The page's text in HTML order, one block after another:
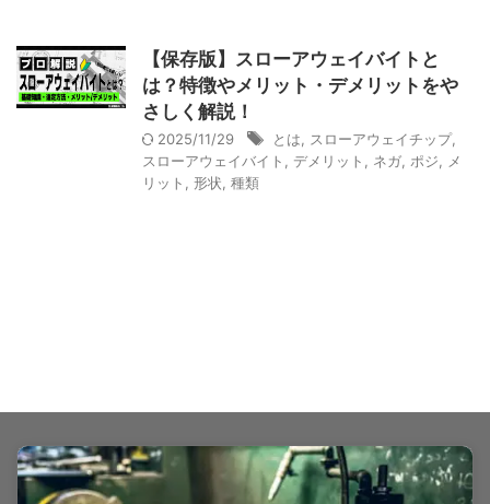
【保存版】スローアウェイバイトと
は？特徴やメリット・デメリットをや
さしく解説！
2025/11/29 とは, スローアウェイチップ,
スローアウェイバイト , デメリット , ネガ, ポジ, メ
リット , 形状, 種類